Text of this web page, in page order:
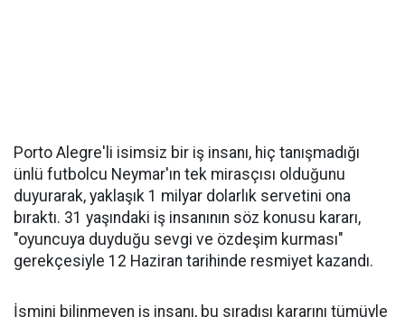
Porto Alegre'li isimsiz bir iş insanı, hiç tanışmadığı
ünlü futbolcu Neymar'ın tek mirasçısı olduğunu
duyurarak, yaklaşık 1 milyar dolarlık servetini ona
bıraktı. 31 yaşındaki iş insanının söz konusu kararı,
"oyuncuya duyduğu sevgi ve özdeşim kurması"
gerekçesiyle 12 Haziran tarihinde resmiyet kazandı.
İsmini bilinmeyen iş insanı, bu sıradışı kararını tümüyle